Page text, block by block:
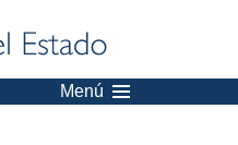
Menú